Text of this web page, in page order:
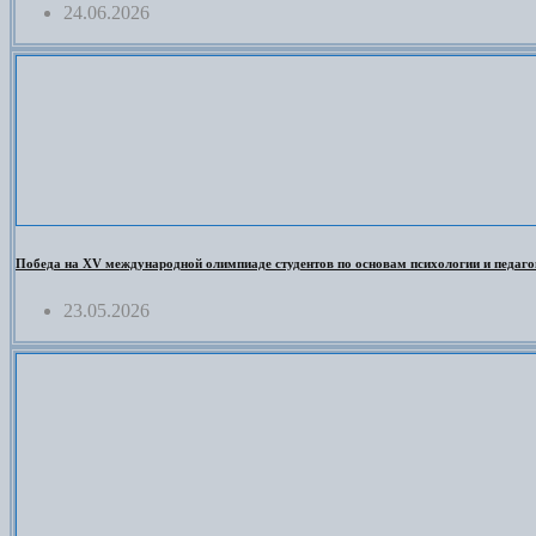
24.06.2026
Победа на XV международной олимпиаде студентов по основам психологии и
23.05.2026